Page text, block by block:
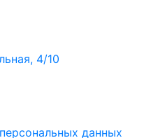
4/10
данных